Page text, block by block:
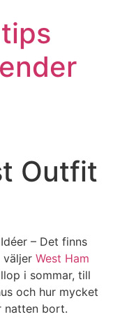
Outfit
– Det finns
väljer West Ham
i sommar, till
och hur mycket
natten bort.